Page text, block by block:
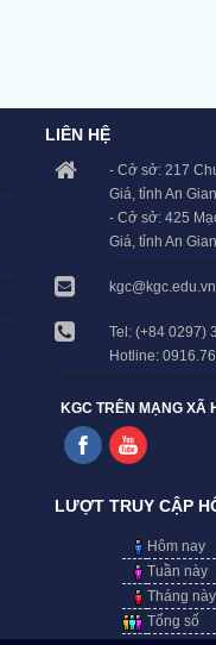
LIÊN HỆ
- Cở sở: 217
Giá, tỉnh An
- Cở sở: 425
Giá, tỉnh An
kgc@kgc.edu.vn
Tel: (+84 0297)
Hotline:
KGC TRÊN MẠNG XÃ
LƯỢT TRUY CẬP
Hôm nay
Tuần này
Tháng này
Tổng số